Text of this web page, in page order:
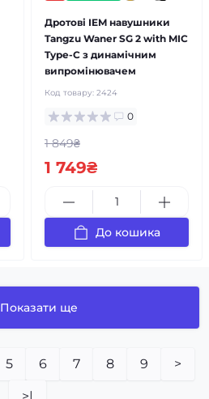
Дротові IEM навушники
Tangzu Waner SG 2 with MIC
Type-C з динамічним
випромінювачем
Код товару: 2424
0
1 849₴
1 749₴
До кошика
Показати ще
5 6 7 8 9 >